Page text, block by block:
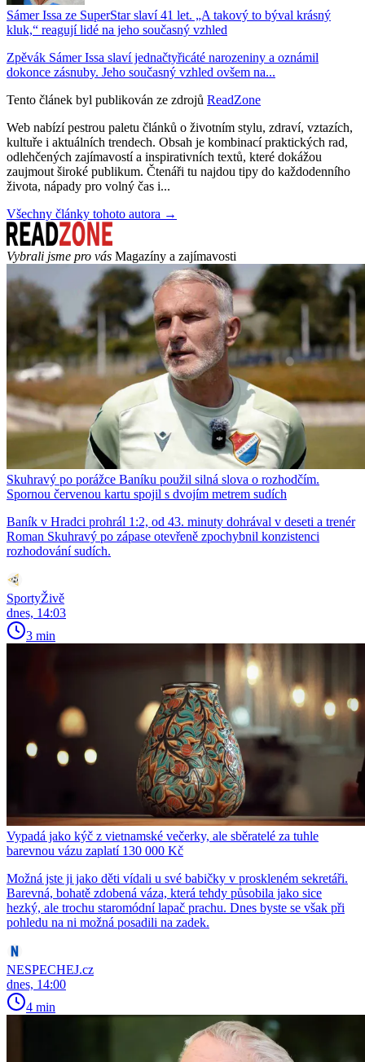
Sámer Issa ze SuperStar slaví 41 let. „A takový to býval krásný
kluk,“ reagují lidé na jeho současný vzhled
Zpěvák Sámer Issa slaví jednačtyřicáté narozeniny a oznámil
dokonce zásnuby. Jeho současný vzhled ovšem na...
Tento článek byl publikován ze zdrojů ReadZone
Web nabízí pestrou paletu článků o životním stylu, zdraví, vztazích,
kultuře i aktuálních trendech. Obsah je kombinací praktických rad,
odlehčených zajímavostí a inspirativních textů, které dokážou
zaujmout široké publikum. Čtenáři tu najdou tipy do každodenního
života, nápady pro volný čas i...
Všechny články tohoto autora →
Vybrali jsme pro vás Magazíny a zajímavosti
Skuhravý po porážce Baníku použil silná slova o rozhodčím.
Spornou červenou kartu spojil s dvojím metrem sudích
Baník v Hradci prohrál 1:2, od 43. minuty dohrával v deseti a trenér
Roman Skuhravý po zápase otevřeně zpochybnil konzistenci
rozhodování sudích.
SportyŽivě
dnes, 14:03
3 min
Vypadá jako kýč z vietnamské večerky, ale sběratelé za tuhle
barevnou vázu zaplatí 130 000 Kč
Možná jste ji jako děti vídali u své babičky v proskleném sekretáři.
Barevná, bohatě zdobená váza, která tehdy působila jako sice
hezký, ale trochu staromódní lapač prachu. Dnes byste se však při
pohledu na ni možná posadili na zadek.
NESPECHEJ.cz
dnes, 14:00
4 min